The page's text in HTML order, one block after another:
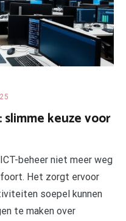
keuze voor
beheer niet meer weg
Het zorgt ervoor
soepel kunnen
te maken over